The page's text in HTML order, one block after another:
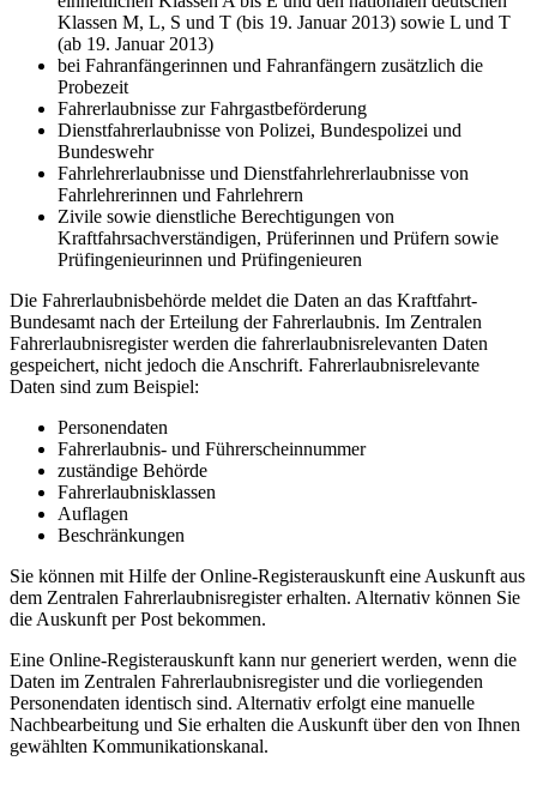
Klassen M, L, S und T (bis 19. Januar 2013) sowie L und T
(ab 19. Januar 2013)
bei Fahranfängerinnen und Fahranfängern zusätzlich die
Probezeit
Fahrerlaubnisse zur Fahrgastbeförderung
Dienstfahrerlaubnisse von Polizei, Bundespolizei und
Bundeswehr
Fahrlehrerlaubnisse und Dienstfahrlehrerlaubnisse von
Fahrlehrerinnen und Fahrlehrern
Zivile sowie dienstliche Berechtigungen von
Kraftfahrsachverständigen, Prüferinnen und Prüfern sowie
Prüfingenieurinnen und Prüfingenieuren
Die Fahrerlaubnisbehörde meldet die Daten an das Kraftfahrt-
Bundesamt nach der Erteilung der Fahrerlaubnis. Im Zentralen
Fahrerlaubnisregister werden die fahrerlaubnisrelevanten Daten
gespeichert, nicht jedoch die Anschrift. Fahrerlaubnisrelevante
Daten sind zum Beispiel:
Personendaten
Fahrerlaubnis- und Führerscheinnummer
zuständige Behörde
Fahrerlaubnisklassen
Auflagen
Beschränkungen
Sie können mit Hilfe der Online-Registerauskunft eine Auskunft aus
dem Zentralen Fahrerlaubnisregister erhalten. Alternativ können Sie
die Auskunft per Post bekommen.
Eine Online-Registerauskunft kann nur generiert werden, wenn die
Daten im Zentralen Fahrerlaubnisregister und die vorliegenden
Personendaten identisch sind. Alternativ erfolgt eine manuelle
Nachbearbeitung und Sie erhalten die Auskunft über den von Ihnen
gewählten Kommunikationskanal.